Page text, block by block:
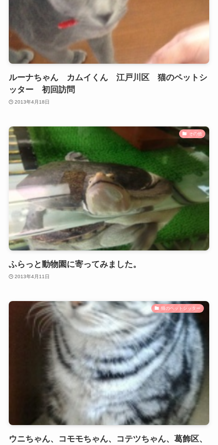
ルーナちゃん カムイくん 江戸川区 猫のペットシ
ッター 初回訪問
2013年4月18日
その他
ふらっと動物園に寄ってみました。
2013年4月11日
猫のペットシッター
ウニちゃん、コモモちゃん、コテツちゃん、葛飾区、